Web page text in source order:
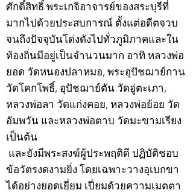
ศักดิ์สิทธิ์ พระเกจิอาจารย์ของสระบุรีที่
มากไปด้วยประสบการณ์ ตั้งแต่อดีตจวบ
จนถึงปัจจุบันโด่งดังไปทั่วภูมิภาคและใน
ท้องถิ่นมีอยู่เป็นจำนวนมาก อาทิ หลวงพ่อ
ยอด วัดหนองปลาหมอ, พระอุปัชฌาย์กาน
วัดโคกโพธิ์, อุปัชฌาย์ตัน วัดอู่ตะเภา,
หลวงพ่อลา วัดแก่งคอย, หลวงพ่อย้อย วัด
อัมพวัน และหลวงพ่อตาบ วัดมะขามเรียง
เป็นต้น
และยังมีพระสงฆ์ผู้ประพฤติดี ปฏิบัติชอบ
ข้อวัตรงดงามยิ่ง โดยเฉพาะวางอุเบกขา
ได้อย่างยอดเยี่ยม เปี่ยมด้วยความเมตตา